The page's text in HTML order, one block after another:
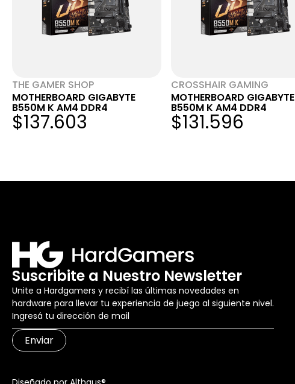
THE GAMER SHOP
MOTHERBOARD GIGABYTE
B550M K AM4 DDR4
$137.603
CROSSHAIR GAMING
MOTHERBOARD GIGABYTE
B550M K AM4 DDR4
$131.596
Suscribite a Nuestro Newsletter
Unite a Hardgamers y recibí las últimas novedades en
hardware para llevar tu experiencia de juego al siguiente nivel.
Enviar